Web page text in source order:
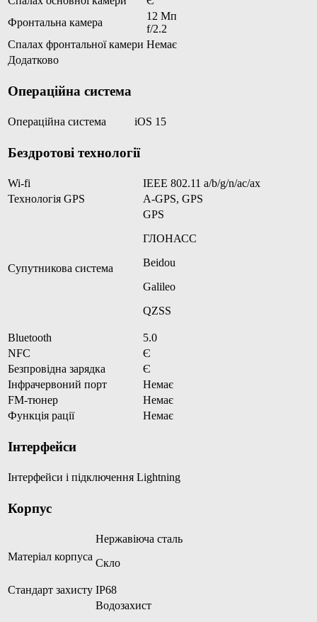
Фронтальна камера
12 Мп
f/2.2
Спалах фронтальної камери Немає
Додатково
Операційна система
Операційна система iOS 15
Бездротові технології
Wi-fi
IEEE 802.11 a/b/g/n/ac/ax
Технологія GPS
A-GPS, GPS
Супутникова система
GPS
ГЛОНАСС
Beidou
Galileo
QZSS
Bluetooth
5.0
NFC
Є
Безпровідна зарядка
Є
Інфрачервоний порт
Немає
FM-тюнер
Немає
Функція рації
Немає
Інтерфейси
Інтерфейси і підключення Lightning
Корпус
Матеріал корпуса
Нержавіюча сталь
Скло
Стандарт захисту IP68
Водозахист